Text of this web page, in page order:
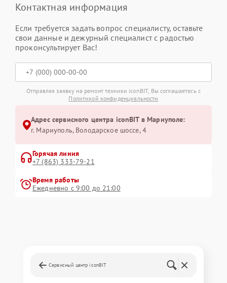
Контактная информация
Если требуется задать вопрос специалисту, оставьте
свои данные и дежурный специалист с радостью
проконсультирует Вас!
Отправляя заявку на ремонт техники iconBIT, Вы соглашаетесь с
Политикой конфиденциальности
Адрес сервисного центра iconBIT в Мариуполе:
г. Мариуполь, Володарское шоссе, 4
Горячая линия
+7 (863) 333-79-21
Время работы
Ежедневно с 9:00 до 21:00
Сервисный центр iconBIT